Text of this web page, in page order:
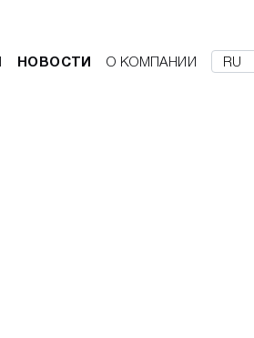
НОВОСТИ О КОМПАНИИ RU